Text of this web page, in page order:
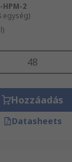
HPM-2
egység)
Hozzáadás
Datasheets